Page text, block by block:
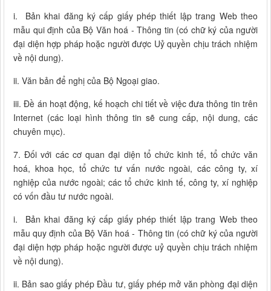
i. Bản khai đăng ký cấp giấy phép thiết lập trang Web theo
mẫu qui định của Bộ Văn hoá - Thông tin (có chữ ký của người
đại diện hợp pháp hoặc người được Uỷ quyền chịu trách nhiệm
về nội dung).
ii. Văn bản để nghị của Bộ Ngoại giao.
iii. Đề án hoạt động, kế hoạch chi tiết về việc đưa thông tin trên
Internet (các loại hình thông tin sẽ cung cấp, nội dung, các
chuyên mục).
7. Đối với các cơ quan đại diện tổ chức kinh tế, tổ chức văn
hoá, khoa học, tổ chức tư vấn nước ngoài, các công ty, xí
nghiệp của nước ngoài; các tổ chức kinh tế, công ty, xí nghiệp
có vốn đầu tư nước ngoài.
i. Bản khai đăng ký cấp giấy phép thiết lập trang Web theo
mẫu quy định của Bộ Văn hoá - Thông tin (có chữ ký của người
đại diện hợp pháp hoặc người được uỷ quyền chịu trách nhiệm
về nội dung).
ii. Bản sao giấy phép Đầu tư, giấy phép mở văn phòng đại diện